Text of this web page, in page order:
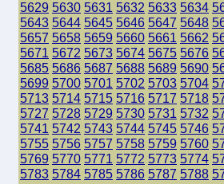
5629 5630 5631 5632 5633 5634
5643 5644 5645 5646 5647 5648
5657 5658 5659 5660 5661 5662
5671 5672 5673 5674 5675 5676
5685 5686 5687 5688 5689 5690
5699 5700 5701 5702 5703 5704
5713 5714 5715 5716 5717 5718
5727 5728 5729 5730 5731 5732
5741 5742 5743 5744 5745 5746
5755 5756 5757 5758 5759 5760
5769 5770 5771 5772 5773 5774
5783 5784 5785 5786 5787 5788